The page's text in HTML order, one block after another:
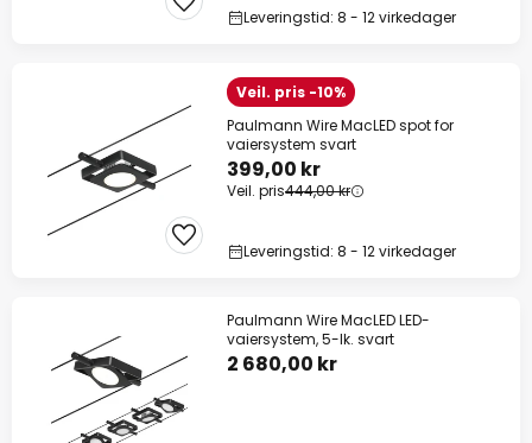
Leveringstid: 8 - 12 virkedager
Veil. pris -10%
Paulmann Wire MacLED spot for
vaiersystem svart
399,00 kr
Veil. pris444,00 kr
Leveringstid: 8 - 12 virkedager
Paulmann Wire MacLED LED-
vaiersystem, 5-lk. svart
2 680,00 kr